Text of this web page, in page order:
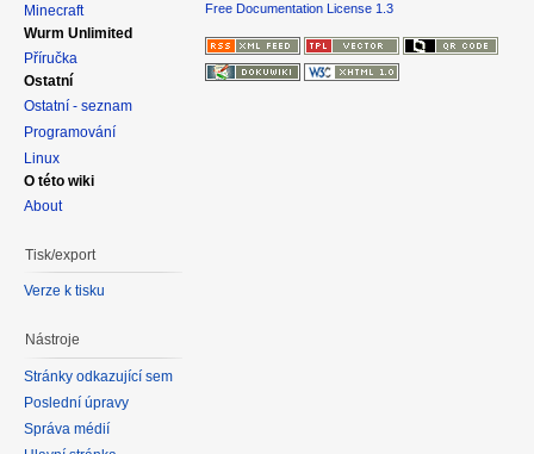
Minecraft
Wurm Unlimited
Příručka
Ostatní
Ostatní - seznam
Programování
Linux
O této wiki
About
Tisk/export
Verze k tisku
Nástroje
Stránky odkazující sem
Poslední úpravy
Správa médií
Free Documentation License 1.3